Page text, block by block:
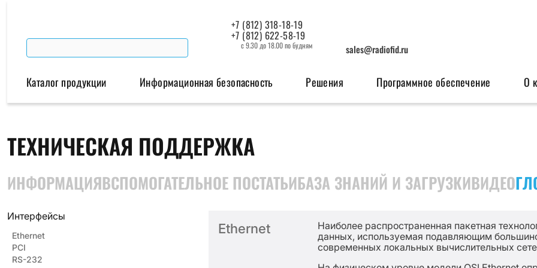
+7 (812) 318-18-19
+7 (812) 622-58-19
с 9.30 до 18.00 по будням sales@radiofid.ru
Каталог продукции
Беспроводная связь
Роутеры
Промышленная автоматизация
Преобразователи интерфейсов
Информационная безопасность Решения Программное обеспечение О
ТЕХНИЧЕСКАЯ ПОДДЕРЖКА
ИНФОРМАЦИЯВСПОМОГАТЕЛЬНОЕ ПОСТАТЬИБАЗА ЗНАНИЙ И ЗАГРУЗКИВИДЕО
Интерфейсы
Ethernet
PCI
RS-232
Ethernet
Наиболее распространенная пакетная
данных, используемая подавляющим
современных локальных вычислительных